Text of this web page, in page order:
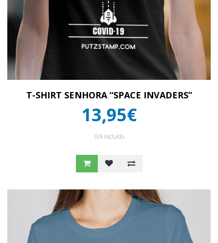
T-SHIRT SENHORA “SPACE INVADERS”
13,95€
IVA Incluído